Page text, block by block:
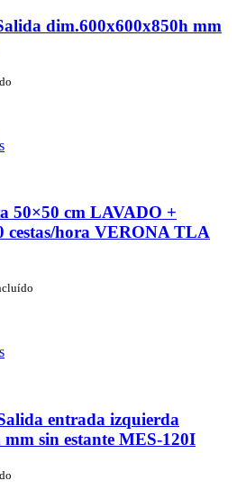
dim.600x600x850h mm
50×50 cm LAVADO +
hora VERONA TLA
entrada izquierda
sin estante MES-120I